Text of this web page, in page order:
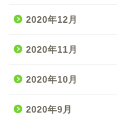
2020年12月
2020年11月
2020年10月
2020年9月